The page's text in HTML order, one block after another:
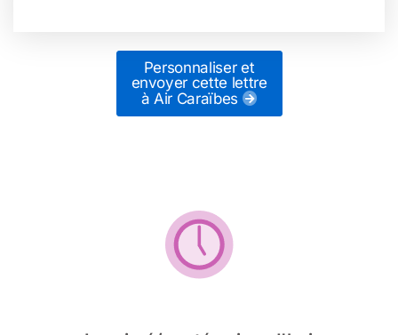
Personnaliser et
envoyer cette lettre
à Air Caraïbes